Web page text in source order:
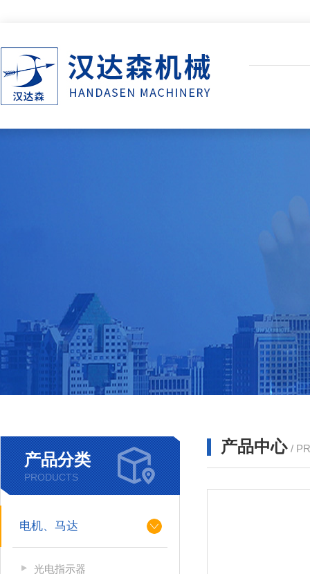
产品分类
PRODUCTS
电机、马达
光电指示器
产品中心 /